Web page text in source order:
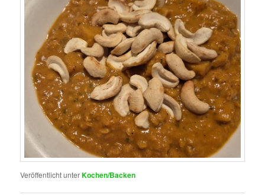
Veröffentlicht unterKochen/Backen